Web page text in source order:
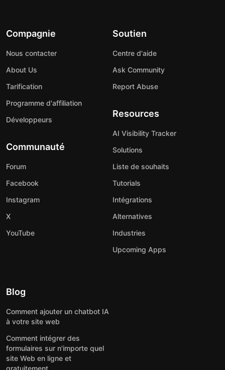
Compagnie
Nous contacter
About Us
Tarification
Programme d'affiliation
Développeurs
Communauté
Forum
Facebook
Instagram
X
YouTube
Soutien
Centre d'aide
Ask Community
Report Abuse
Resources
AI Visibility Tracker
Solutions
Liste de souhaits
Tutorials
Intégrations
Alternatives
Industries
Upcoming Apps
Blog
Comment ajouter un chatbot IA
à votre site web
Comment intégrer des
formulaires sur n'importe quel
site Web en ligne et